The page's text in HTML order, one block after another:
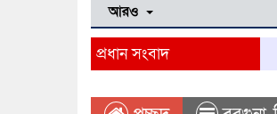
আরও
প্রধান সংবাদ